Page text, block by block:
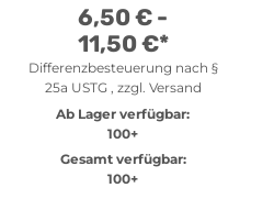
6,50 € -
11,50 €*
Differenzbesteuerung nach §
25a USTG , zzgl. Versand
Ab Lager verfügbar:
100+
Gesamt verfügbar:
100+